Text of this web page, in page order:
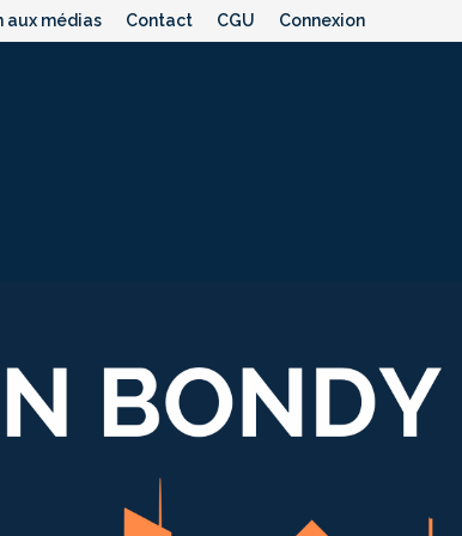
aux médias Contact CGU Connexion